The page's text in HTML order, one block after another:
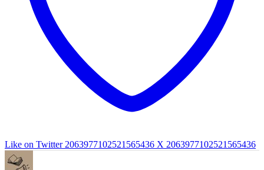
Like on Twitter 2063977102521565436 X 2063977102521565436